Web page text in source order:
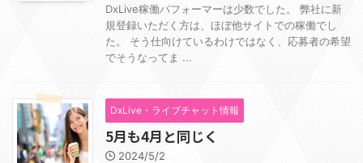
DxLive稼働パフォーマーは少数でした。 弊社に新
規登録いただく方は、ほぼ他サイトでの稼働でし
た。 そう仕向けているわけではなく、応募者の希望
でそうなってま ...
DxLive・ライブチャット情報
5月も4月と同じく
2024/5/2